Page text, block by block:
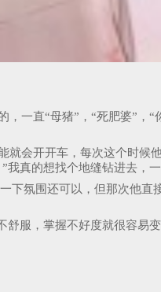
一直“母猪”，“死肥婆”，
会开开车，每次这个时候
真的想找个地缝钻进去，
氛围还可以，但那次他直
服，掌握不好度就很容易变